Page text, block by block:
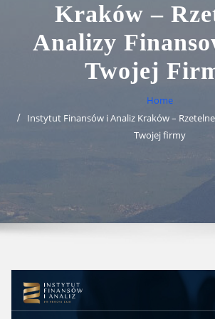
Kraków –
Analizy
Twojej
Home
Instytut Finansów i Analiz Kraków –
Twojej firmy